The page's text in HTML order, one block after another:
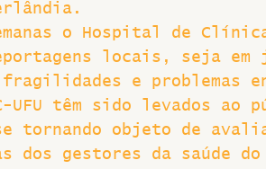
Greve
o Hospital de
locais, seja
e problemas
UFU têm sido levados ao
tornando objeto de
dos gestores da saúde